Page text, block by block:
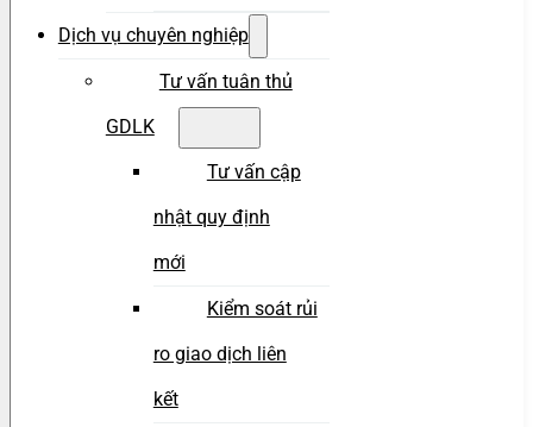
Dịch vụ chuyên nghiệp
Tư vấn tuân thủ
GDLK
Tư vấn cập
nhật quy định
mới
Kiểm soát rủi
ro giao dịch liên
kết